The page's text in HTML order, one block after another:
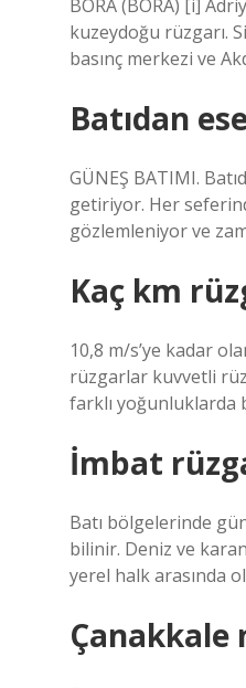
BORA (BORA) [i]
kuzeydoğu rüzgarı.
basınç merkezi ve
Batıdan
GÜNEŞ BATIMI.
getiriyor. Her
gözlemleniyor ve
Kaç km
10,8 m/s’ye kadar
rüzgarlar kuvvetli
farklı yoğunluklarda
İmbat
Batı bölgelerinde
bilinir. Deniz ve
yerel halk arasında
Çanakkale